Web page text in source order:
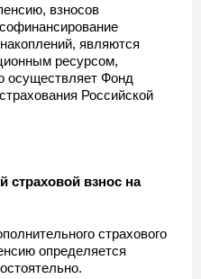
взносов
являются
ресурсом,
осуществляет Фонд
Российской
страховой взнос на
страхового
определяется